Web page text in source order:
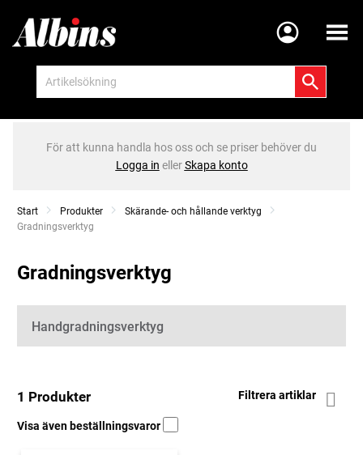
Meny
För att kunna handla hos oss och se priser behöver du
Logga in ellerSkapa konto
Start Produkter
Skärande- och hållande verktyg
Current:
Gradningsverktyg
Gradningsverktyg
Kategorier
Handgradningsverktyg
1 Produkter Filtrera artiklar
Visa även beställningsvaror